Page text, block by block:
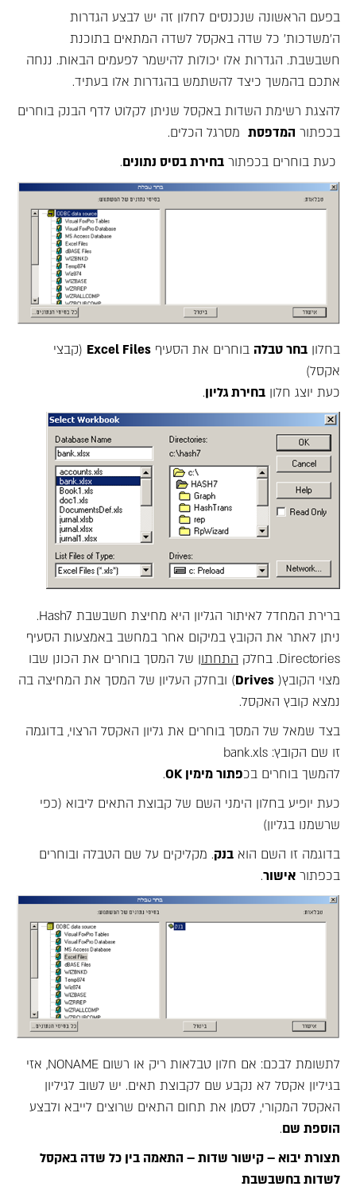
בפעם הראשונה שנכנסים לחלון זה יש לבצע הגדרות
ה'משדכות' כל שדה באקסל לשדה המתאים בתוכנת
חשבשבת. הגדרות אלו יכולות להישמר לפעמים הבאות. ננחה
אתכם בהמשך כיצד להשתמש בהגדרות אלו בעתיד.
להצגת רשימת השדות באקסל שניתן לקלוט לדף הבנק בוחרים
בכפתור המדפסת מסרגל הכלים.
כעת בוחרים בכפתור בחירת בסיס נתונים.
בחלון בחר טבלה בוחרים את הסעיף Excel Files (קבצי
אקסל)
כעת יוצג חלון בחירת גליון.
ברירת המחדל לאיתור הגליון היא מחיצת חשבשבת Hash7.
ניתן לאתר את הקובץ במיקום אחר במחשב באמצעות הסעיף
Directories. בחלק
התחתון של המסך בוחרים את הכונן שבו
מצוי הקובץ( Drives) ובחלק העליון של המסך את המחיצה בה
נמצא קובץ האקסל.
בצד שמאל של המסך בוחרים את גליון האקסל הרצוי, בדוגמה
זו שם הקובץ: bank.xls
להמשך בוחרים בכפתור מימיןOK
.
כעת יופיע בחלון הימני השם של קבוצת התאים ליבוא (כפי
שרשמנו בגליון)
בדוגמה זו השם הוא בנק. מקליקים על שם הטבלה ובוחרים
בכפתור אישור.
לתשומת לבכם: אם חלון טבלאות ריק או רשום NONAME, אזי
בגיליון אקסל לא נקבע שם לקבוצת תאים. יש לשוב לגיליון
האקסל המקורי, לסמן את תחום התאים שרוצים לייבא ולבצע
הוספת שם.
תצורת יבוא – קישור שדות – התאמה בין כל שדה באקסל
לשדות בחשבשבת